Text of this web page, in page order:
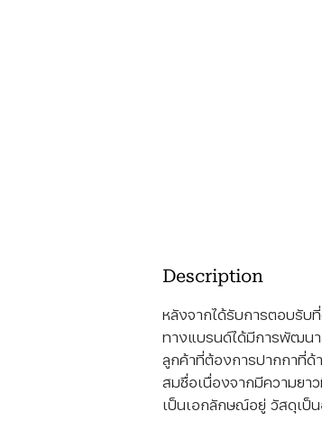
Description
หลังจากได้รับการตอบรับ
ทางแบรนด์ได้มีการพัฒน
ลูกค้าที่ต้องการปากกาที่ด้
สมชื่อเนื่องจากมีความยา
เป็นเอกลักษณ์อยู่ วัสดุเป็